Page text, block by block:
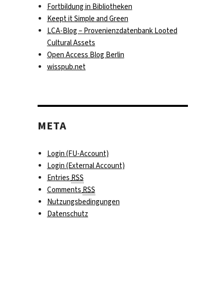
Fortbildung in Bibliotheken
Keept it Simple and Green
LCA-Blog – Provenienzdatenbank Looted
Cultural Assets
Open Access Blog Berlin
wisspub.net
META
Login (FU-Account)
Login (External Account)
EntriesRSS
CommentsRSS
Nutzungsbedingungen
Datenschutz